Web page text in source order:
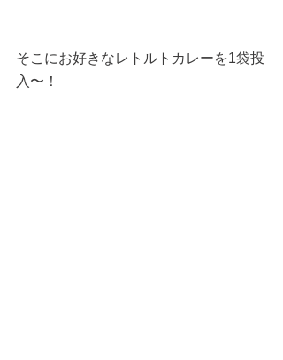
そこにお好きなレトルトカレーを1袋投
入〜！